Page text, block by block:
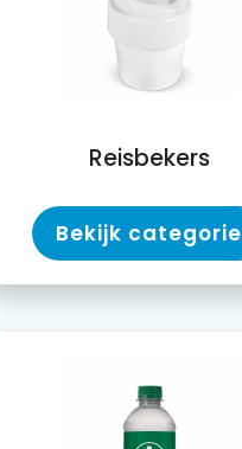
Reisbekers
Bekijk categorie